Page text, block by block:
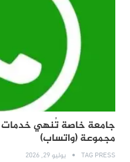
مجموعة (واتساب)
TAG PRESS يوليو 29, 2026